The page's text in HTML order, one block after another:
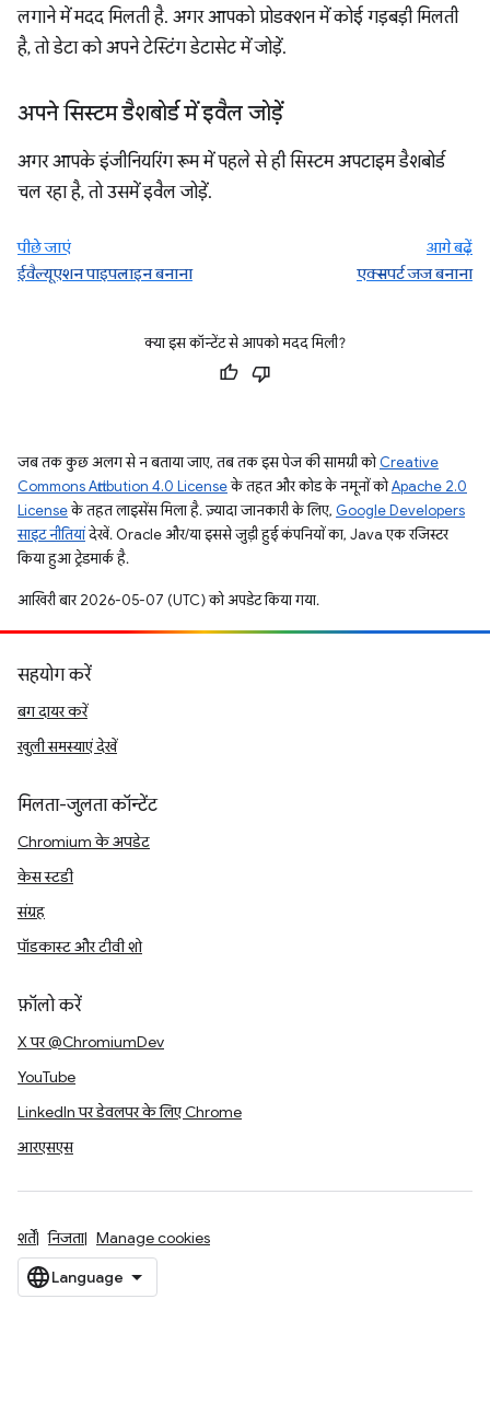
लगाने में मदद मिलती है. अगर आपको प्रोडक्शन में कोई गड़बड़ी मिलती
है, तो डेटा को अपने टेस्टिंग डेटासेट में जोड़ें.
अपने सिस्टम डैशबोर्ड में इवैल जोड़ें
अगर आपके इंजीनियरिंग रूम में पहले से ही सिस्टम अपटाइम डैशबोर्ड
चल रहा है, तो उसमें इवैल जोड़ें.
पीछे जाएं
ईवैल्यूएशन पाइपलाइन बनाना
आगे बढ़ें
एक्सपर्ट जज बनाना
क्या इस कॉन्टेंट से आपको मदद मिली?
जब तक कुछ अलग से न बताया जाए, तब तक इस पेज की सामग्री कोCreative
Commons Attribution 4.0 Licenseके तहत और कोड के नमूनों कोApache 2.0
Licenseके तहत लाइसेंस मिला है. ज़्यादा जानकारी के लिए, Google Developers
साइट नीतियांदेखें. Oracle और/या इससे जुड़ी हुई कंपनियों का, Java एक रजिस्टर
किया हुआ ट्रेडमार्क है.
आखिरी बार 2026-05-07 (UTC) को अपडेट किया गया.
सहयोग करें
बग दायर करें
खुली समस्याएं देखें
मिलता-जुलता कॉन्टेंट
Chromium के अपडेट
केस स्टडी
संग्रह
पॉडकास्ट और टीवी शो
फ़ॉलो करें
X पर @ChromiumDev
YouTube
LinkedIn पर डेवलपर के लिए Chrome
आरएसएस
शर्तें निजता Manage cookies